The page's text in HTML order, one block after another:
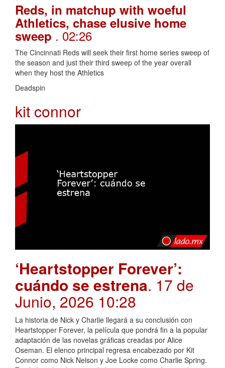
Reds, in matchup with woeful
Athletics, chase elusive home
sweep . 02:26
The Cincinnati Reds will seek their first home series sweep of
the season and just their third sweep of the year overall
when they host the Athletics
Deadspin
kit connor
‘Heartstopper Forever’:
cuándo se estrena. 17 de
Junio, 2026 10:28
La historia de Nick y Charlie llegará a su conclusión con
Heartstopper Forever, la película que pondrá fin a la popular
adaptación de las novelas gráficas creadas por Alice
Oseman. El elenco principal regresa encabezado por Kit
Connor como Nick Nelson y Joe Locke como Charlie Spring.